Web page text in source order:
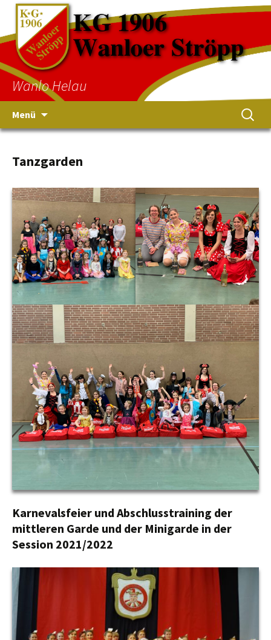
Wanlo Helau
Menü
Tanzgarden
Karnevalsfeier und Abschlusstraining der
mittleren Garde und der Minigarde in der
Session 2021/2022